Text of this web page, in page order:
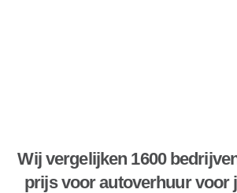
Wij vergelijken 1600
prijs voor autoverhuur voor